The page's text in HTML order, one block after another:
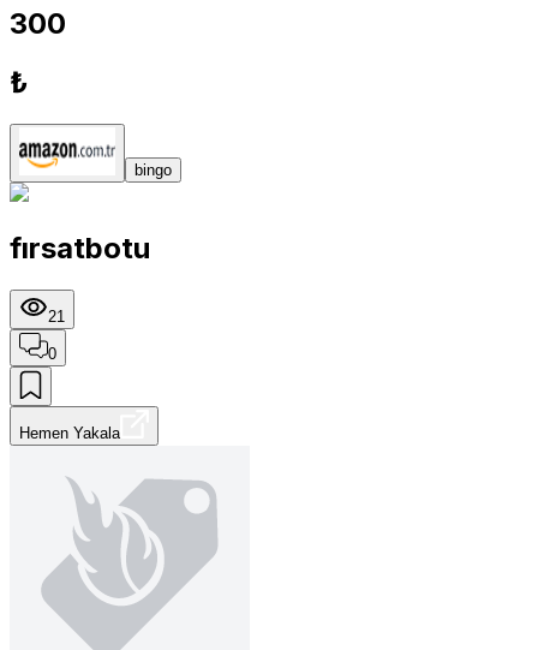
300
₺
bingo
fırsatbotu
21
0
Hemen Yakala